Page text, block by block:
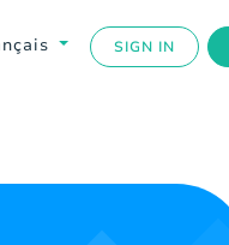
SIGN IN